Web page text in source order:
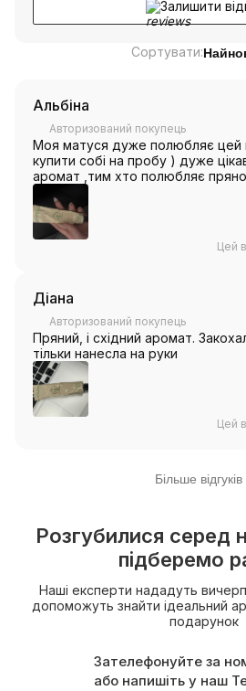
Залишити
Сортувати:
Альбіна
Авторизований покупець
Моя матуся дуже полюбляє цей
купити собі на пробу ) дуже
аромат ,тим хто полюбляє
Цей
Діана
Авторизований покупець
Пряний, і східний аромат.
тільки нанесла на руки
Цей
Більше відгуків
Розгубилися серед
підберемо
Наші експерти нададуть
допоможуть знайти ідеальний
подарунок
Зателефонуйте за
або напишіть у наш